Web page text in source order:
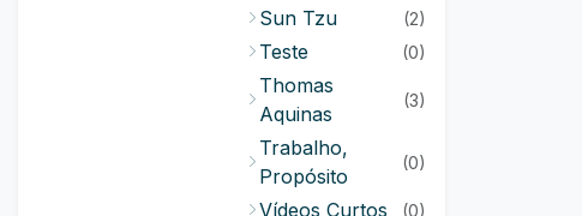
Sun Tzu (2)
Teste (0)
Thomas
Aquinas
(3)
Trabalho,
Propósito
(0)
Vídeos Curtos (0)